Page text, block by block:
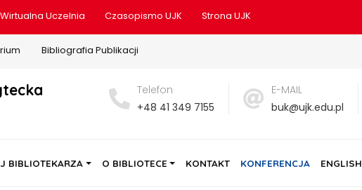
Wirtualna Uczelnia Czasopismo UJK Strona UJK
Bibliografia Publikacji
Telefon
+48 41 349 7155
E-MAIL
buk@ujk.edu.pl
BIBLIOTEKARZA O BIBLIOTECE KONTAKT KONFERENCJA ENGLISH